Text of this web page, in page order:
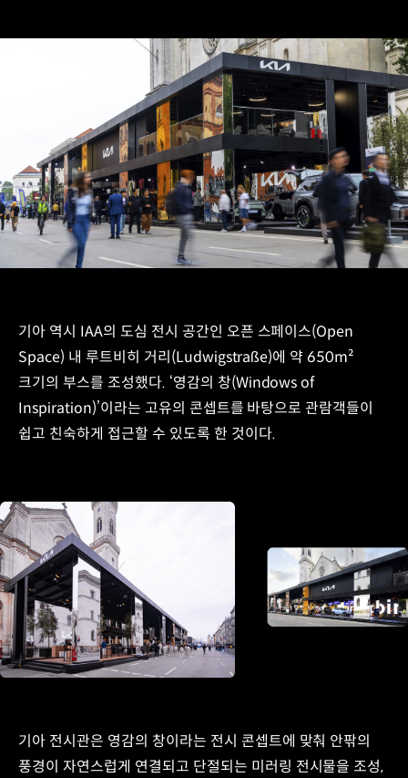
기아 역시 IAA의 도심 전시 공간인 오픈 스페이스(Open
Space) 내 루트비히 거리(Ludwigstraße)에 약 650m²
크기의 부스를 조성했다. ‘영감의 창(Windows of
Inspiration)’이라는 고유의 콘셉트를 바탕으로 관람객들이
쉽고 친숙하게 접근할 수 있도록 한 것이다.
기아 전시관은 영감의 창이라는 전시 콘셉트에 맞춰 안팎의
풍경이 자연스럽게 연결되고 단절되는 미러링 전시물을 조성,